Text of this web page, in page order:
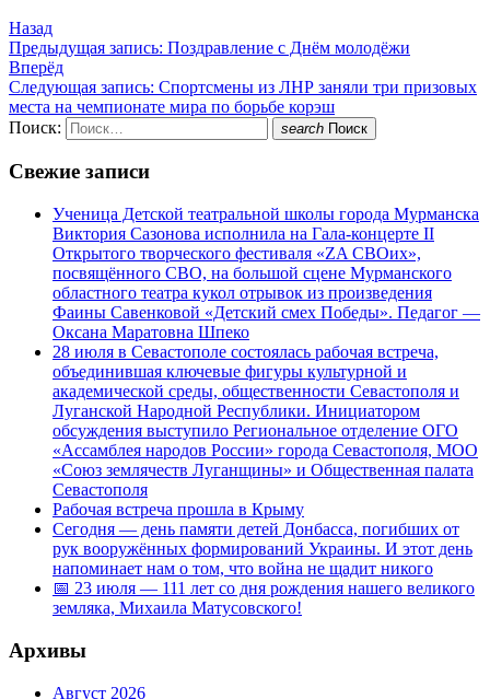
Назад
Предыдущая запись: Поздравление с Днём молодёжи
Вперёд
Следующая запись: Спортсмены из ЛНР заняли три призовых
места на чемпионате мира по борьбе корэш
Поиск:
search Поиск
Свежие записи
Ученица Детской театральной школы города Мурманска
Виктория Сазонова исполнила на Гала-концерте II
Открытого творческого фестиваля «ZA СВОих»,
посвящённого СВО, на большой сцене Мурманского
областного театра кукол отрывок из произведения
Фаины Савенковой «Детский смех Победы». Педагог —
Оксана Маратовна Шпеко
28 июля в Севастополе состоялась рабочая встреча,
объединившая ключевые фигуры культурной и
академической среды, общественности Севастополя и
Луганской Народной Республики. Инициатором
обсуждения выступило Региональное отделение ОГО
«Ассамблея народов России» города Севастополя, МОО
«Союз землячеств Луганщины» и Общественная палата
Севастополя
Рабочая встреча прошла в Крыму
Сегодня — день памяти детей Донбасса, погибших от
рук вооружённых формирований Украины. И этот день
напоминает нам о том, что война не щадит никого
📅 23 июля — 111 лет со дня рождения нашего великого
земляка, Михаила Матусовского!
Архивы
Август 2026